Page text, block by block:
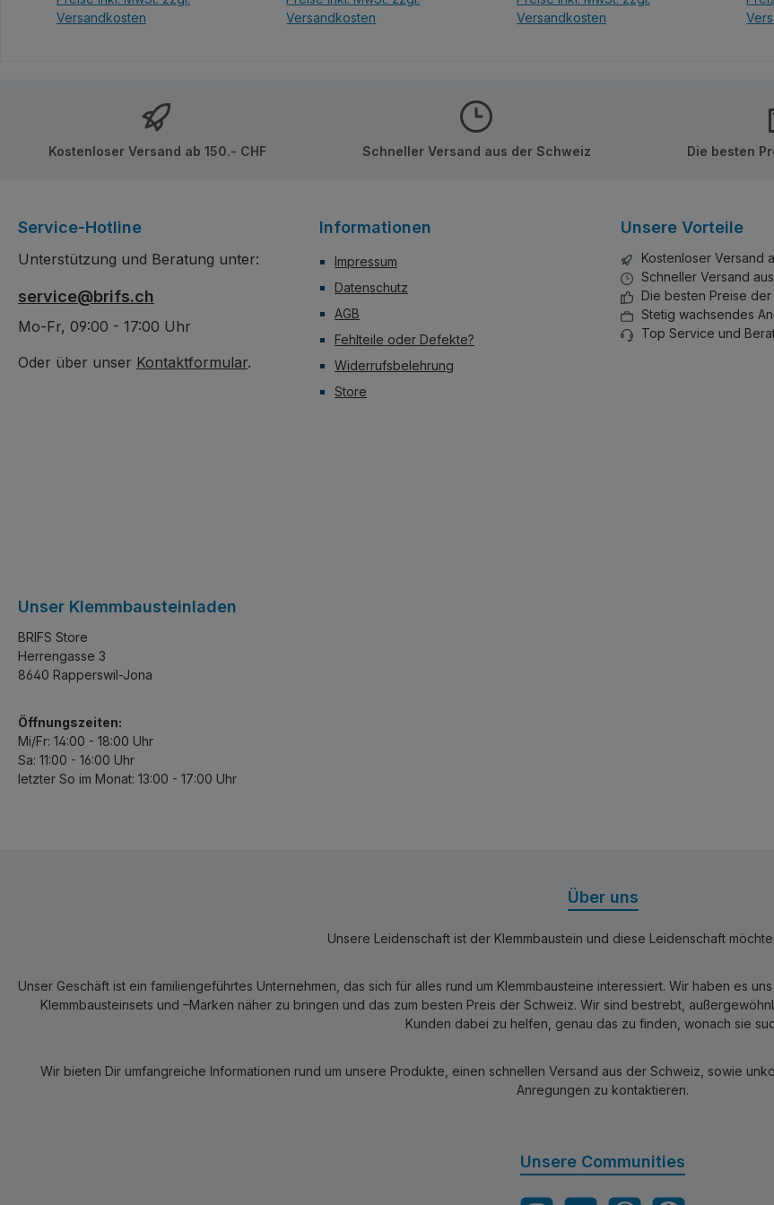
Versandkosten
Versandkosten
Wie immer bei Keepley top
Versandkosten
Kostenloser Versand ab 150.- CHF Schneller Versand aus der Schweiz Die besten
Service-Hotline
Unterstützung und Beratung unter:
service@brifs.ch
Mo-Fr, 09:00 - 17:00 Uhr
Oder über unser Kontaktformular.
Informationen
Impressum
Datenschutz
AGB
Fehlteile oder Defekte?
Widerrufsbelehrung
Store
Unsere Vorteile
Kostenloser Versand
Schneller Versand
Die besten Preise
Stetig wachsendes
Top Service und
Unser Klemmbausteinladen
BRIFS Store
Herrengasse 3
8640 Rapperswil-Jona
Öffnungszeiten:
Mi/Fr: 14:00 - 18:00 Uhr
Sa: 11:00 - 16:00 Uhr
letzter So im Monat: 13:00 - 17:00 Uhr
Über uns
Unsere Leidenschaft ist der Klemmbaustein und diese Leidenschaft
Unser Geschäft ist ein familiengeführtes Unternehmen, das sich für alles rund um Klemmbausteine interessiert. Wir haben es
Klemmbausteinsets und –Marken näher zu bringen und das zum besten Preis der Schweiz. Wir sind bestrebt,
Kunden dabei zu helfen, genau das zu finden, wonach sie
Wir bieten Dir umfangreiche Informationen rund um unsere Produkte, einen schnellen Versand aus der Schweiz, sowie
Anregungen zu kontaktieren.
Unsere Communities